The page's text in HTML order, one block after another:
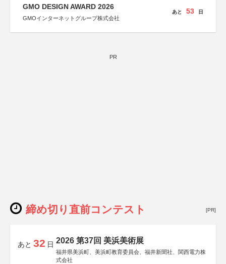
GMO DESIGN AWARD 2026
GMOインターネットグループ株式会社
あと 53 日
PR
締め切り直前コンテスト [PR]
あと 32 日 2026 第37回 美浜美術展
福井県美浜町、美浜町教育委員会、福井新聞社、関西電力株
式会社